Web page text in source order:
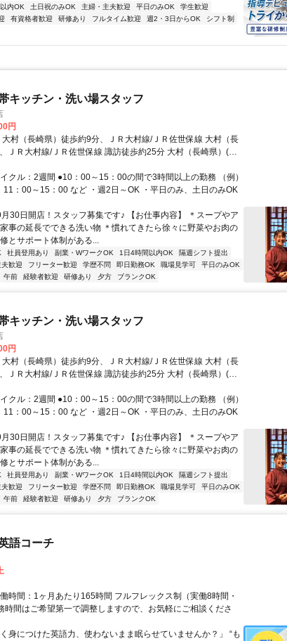
内OK 土日祝のみOK 主婦・主夫歓迎 平日のみOK
学生歓迎
有資格者歓迎 研修あり フルタイム歓迎 週2・3日からOK
シフト制
キッチン・洗い場スタッフ
円
村（長崎県）徒歩約9分、ＪＲ大村線/ＪＲ佐世保線 大村（長
ＪＲ大村線/ＪＲ佐世保線 諏訪徒歩約25分 大村（長崎県）(連
長崎県）(ＪＲ大村線/ＪＲ佐世保線)(約11分)諏訪(ＪＲ大村線/
分)
クル：2週間 ●10：00～15：00の間で3時間以上の勤務 （例）
：00～15：00 など ・週2日～OK ・平日のみ、土日のみOK
30日開店！スタッフ募集です♪ 【お仕事内容】 ＊スープやア
事の延長でできる洗い物 ＊慣れてきたら徐々に野菜やお肉の
とサポート体制がある...
社員登用あり 副業・WワークOK 1日4時間以内OK
隔週シフト提出
歓迎 フリーター歓迎 学歴不問 即日勤務OK 職場見学可
平日のみOK
午前 経験者歓迎 研修あり 夕方 ブランクOK
キッチン・洗い場スタッフ
円
村（長崎県）徒歩約9分、ＪＲ大村線/ＪＲ佐世保線 大村（長
ＪＲ大村線/ＪＲ佐世保線 諏訪徒歩約25分 大村（長崎県）(連
長崎県）(ＪＲ大村線/ＪＲ佐世保線)(約11分)諏訪(ＪＲ大村線/
分)
クル：2週間 ●10：00～15：00の間で3時間以上の勤務 （例）
：00～15：00 など ・週2日～OK ・平日のみ、土日のみOK
30日開店！スタッフ募集です♪ 【お仕事内容】 ＊スープやア
事の延長でできる洗い物 ＊慣れてきたら徐々に野菜やお肉の
とサポート体制がある...
社員登用あり 副業・WワークOK 1日4時間以内OK
隔週シフト提出
歓迎 フリーター歓迎 学歴不問 即日勤務OK 職場見学可
平日のみOK
午前 経験者歓迎 研修あり 夕方 ブランクOK
語コーチ
時間：1ヶ月あたり165時間 フルフレックス制（実働8時間・
間はご希望第一で調整しますので、お気軽にご相談くださ
身につけた英語力、使わないまま眠らせていませんか？」 “も